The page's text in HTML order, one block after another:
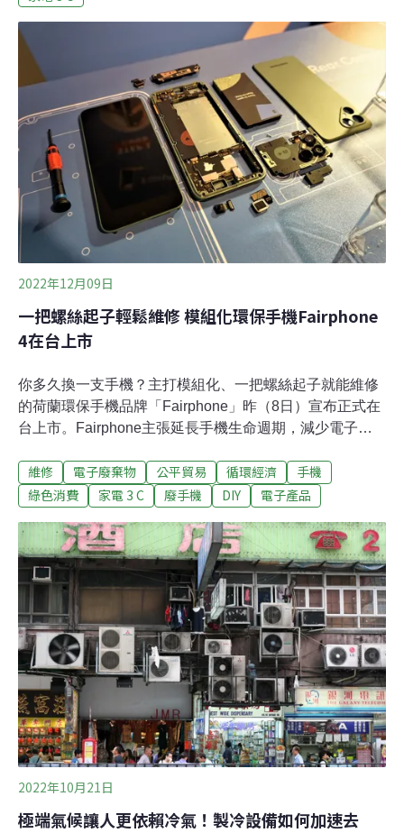
15%。網路用量翻倍引發能耗隱憂？ 愛立信：能耗未顯著
增加全球電信設備商巨擘愛立信（Ericsson）昨（20日）
發布最新一期《愛立信行動趨勢報告》，指出全球行動網
路數據流量在過去兩年內成長一倍，光是2021年第三季至
今年第三季就成長了38%，預估到2028年將成長為目前的
四倍。台灣愛立信總經理周大企表示，台灣的行動數據使
用量在全球可說是名列前茅，以台灣所在的東北亞地區來
看，平均每部智慧手機的行動數據流量持續增加，預估將
在2028年達
2022年12月09日
一把螺絲起子輕鬆維修 模組化環保手機Fairphone
4在台上市
你多久換一支手機？主打模組化、一把螺絲起子就能維修
的荷蘭環保手機品牌「Fairphone」昨（8日）宣布正式在
台上市。Fairphone主張延長手機生命週期，減少電子廢
代「Fairphone 4」手機由皇鋒通訊、遠傳電信獨賣，將提
供台灣兩年、國際三年保固，並承諾五年的零件供應及軟
機為人們帶來便利生活，但無論是原物料的開採、還是淘
汰後的廢棄物處置都造成地球龐大負擔，製造過程也屢傳
出勞動權益問題。來自荷蘭的環保手機品牌
「Fairphone」在2013年成立，主張生產環境公平、維修
設計方便、再利用材質比例高，為市場注入友善環境及人
權的替代方案。Fairphone去年推出第四代「Fairphone
4」，昨（8）日舉辦在台上市記者會，將由皇鋒通訊、遠
傳電信獨賣。Fairphone共同創
維修 電子廢棄物 公平貿易 循環經濟
手機
綠色消費
家電 3 C 廢手機 DIY 電子產品
2022年10月21日
極端氣候讓人更依賴冷氣！製冷設備如何加速去